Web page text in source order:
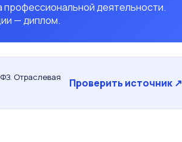
профессиональной деятельности.
— диплом.
Отраслевая
Проверить источник ↗